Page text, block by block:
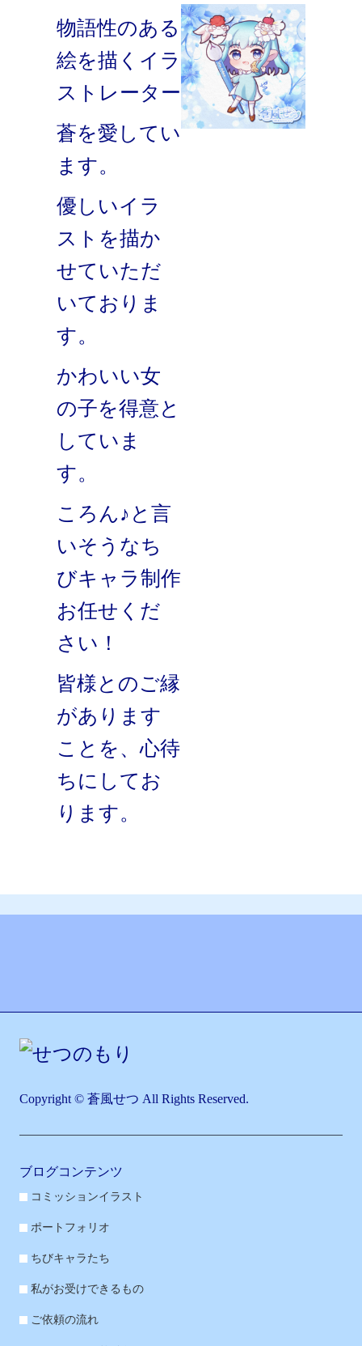
物語性のある
絵を描くイラ
ストレーター
蒼を愛してい
ます。
優しいイラ
ストを描か
せていただ
いておりま
す。
かわいい女
の子を得意と
していま
す。
ころん♪と言
いそうなち
びキャラ制作
お任せくだ
さい！
皆様とのご縁
があります
ことを、心待
ちにしてお
ります。
Copyright © 蒼風せつ All Rights Reserved.
ブログコンテンツ
コミッションイラスト
ポートフォリオ
ちびキャラたち
私がお受けできるもの
ご依頼の流れ